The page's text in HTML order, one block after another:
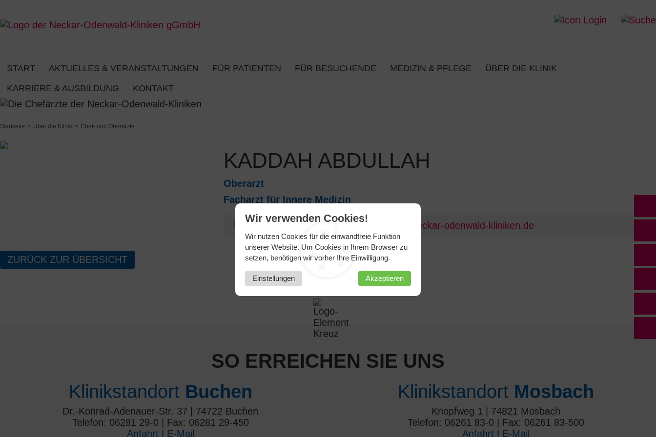
Wir verwenden Cookies!
Wir nutzen Cookies für die einwandfreie Funktion
unserer Website. Um Cookies in Ihrem Browser zu
setzen, benötigen wir vorher Ihre Einwilligung.
Einstellungen Akzeptieren
START AKTUELLES & VERANSTALTUNGEN FÜR PATIENTEN FÜR BESUCHENDE MEDIZIN & PFLEGE ÜBER DIE KLINIK
KARRIERE & AUSBILDUNG KONTAKT
Startseite Über die Klinik Chef- und Oberärzte
KADDAH ABDULLAH
Oberarzt
Facharzt für Innere Medizin
E-Mail kaddah.abdullah@neckar-odenwald-kliniken.de
ZURÜCK ZUR ÜBERSICHT
SO ERREICHEN SIE UNS
Klinikstandort Buchen
Dr.-Konrad-Adenauer-Str. 37 | 74722 Buchen
Telefon: 06281 29-0 | Fax: 06281 29-450
Anfahrt
E-Mail
Klinikstandort Mosbach
Knopfweg 1 | 74821 Mosbach
Telefon: 06261 83-0 | Fax: 06261 83-500
Anfahrt
E-Mail